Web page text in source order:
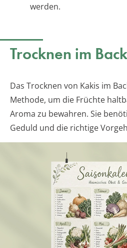
werden.
Trocknen im
Das Trocknen von Kakis im
Methode, um die Früchte
Aroma zu bewahren. Sie
Geduld und die richtige